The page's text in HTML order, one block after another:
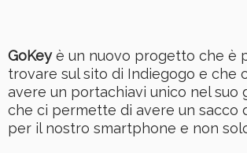
GoKeyè un nuovo progetto che è
trovare sul sito di Indiegogo e che
avere un portachiavi unico nel suo
che ci permette di avere un sacco
per il nostro smartphone e non